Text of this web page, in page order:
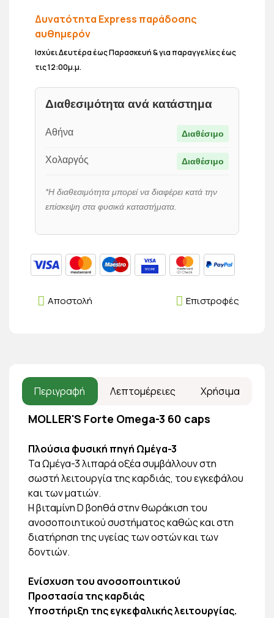
Δυνατότητα Express παράδοσης
αυθημερόν
Ισχύει Δευτέρα έως Παρασκευή & για παραγγελίες έως
τις 12:00μ.μ.
Διαθεσιμότητα ανά κατάστημα
Αθήνα Διαθέσιμο
Χολαργός Διαθέσιμο
*Η διαθεσιμότητα μπορεί να διαφέρει κατά την
επίσκεψη στα φυσικά καταστήματα.
Επιστροφές
Αποστολή
Περιγραφή Λεπτομέρειες Χρήσιμα
MOLLER'S Forte Omega-3 60 caps
Πλούσια φυσική πηγή Ωμέγα-3
Τα Ωμέγα-3 λιπαρά οξέα συμβάλλουν στη
σωστή λειτουργία της καρδιάς, του εγκεφάλου
και των ματιών.
Η βιταμίνη D βοηθά στην θωράκιση του
ανοσοποιητικού συστήματος καθώς και στη
διατήρηση της υγείας των οστών και των
δοντιών.
Ενίσχυση του ανοσοποιητικού
Προστασία της καρδιάς
Υποστήριξη της εγκεφαλικής λειτουργίας.